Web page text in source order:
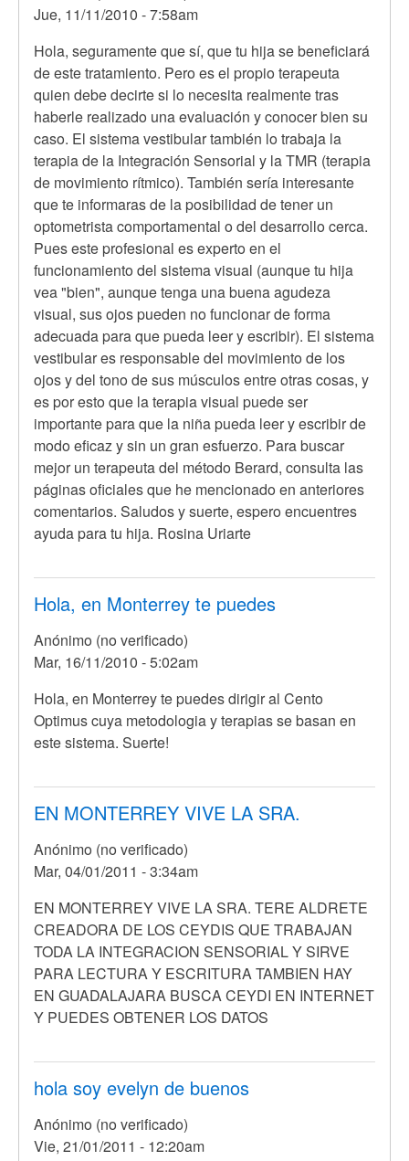
Jue, 11/11/2010 - 7:58am
En
respuesta
a
Hola,
mi
hija
tiene
13
años
y
por
Anónimo
(no
verificado)
Hola, seguramente que sí, que tu hija se beneficiará
de este tratamiento. Pero es el propio terapeuta
quien debe decirte si lo necesita realmente tras
haberle realizado una evaluación y conocer bien su
caso. El sistema vestibular también lo trabaja la
terapia de la Integración Sensorial y la TMR (terapia
de movimiento rítmico). También sería interesante
que te informaras de la posibilidad de tener un
optometrista comportamental o del desarrollo cerca.
Pues este profesional es experto en el
funcionamiento del sistema visual (aunque tu hija
vea "bien", aunque tenga una buena agudeza
visual, sus ojos pueden no funcionar de forma
adecuada para que pueda leer y escribir). El sistema
vestibular es responsable del movimiento de los
ojos y del tono de sus músculos entre otras cosas, y
es por esto que la terapia visual puede ser
importante para que la niña pueda leer y escribir de
modo eficaz y sin un gran esfuerzo. Para buscar
mejor un terapeuta del método Berard, consulta las
páginas oficiales que he mencionado en anteriores
comentarios. Saludos y suerte, espero encuentres
ayuda para tu hija. Rosina Uriarte
Hola, en Monterrey te puedes
Anónimo (no verificado)
Mar, 16/11/2010 - 5:02am
En
respuesta
a
mi
hija
13
años
por
Anónimo
(no
verificado)
Hola, en Monterrey te puedes dirigir al Cento
Optimus cuya metodologia y terapias se basan en
este sistema. Suerte!
EN MONTERREY VIVE LA SRA.
Anónimo (no verificado)
Mar, 04/01/2011 - 3:34am
En
respuesta
a
Hola,
mi
hija
13
años
por
Anónimo
EN MONTERREY VIVE LA SRA. TERE ALDRETE
CREADORA DE LOS CEYDIS QUE TRABAJAN
TODA LA INTEGRACION SENSORIAL Y SIRVE
PARA LECTURA Y ESCRITURA TAMBIEN HAY
EN GUADALAJARA BUSCA CEYDI EN INTERNET
Y PUEDES OBTENER LOS DATOS
hola soy evelyn de buenos
Anónimo (no verificado)
Vie, 21/01/2011 - 12:20am